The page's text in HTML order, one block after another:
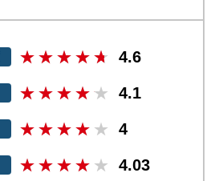
4.6
4.1
4
4.03